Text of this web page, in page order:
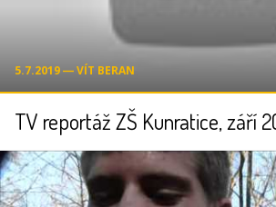
5.7.2019 ― VÍT BERAN
TV reportáž ZŠ Kunratice, září